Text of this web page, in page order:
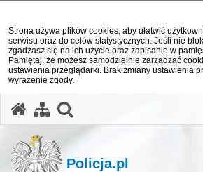
Strona używa plików cookies, aby ułatwić
serwisu oraz do celów statystycznych. Jeśli nie
zgadzasz się na ich użycie oraz zapisanie w
Pamiętaj, że możesz samodzielnie zarządzać
ustawienia przeglądarki. Brak zmiany ustawienia
wyrażenie zgody.
Policja.pl